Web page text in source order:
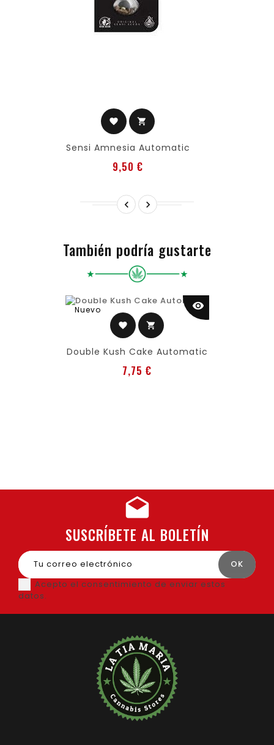
favorite shopping_cart
Sensi Amnesia Automatic
9,50 €
 
También podría gustarte
Nuevo
favorite shopping_cart
visibility
Double Kush Cake Automatic
7,75 €
SUSCRÍBETE AL BOLETÍN
Acepto el consentimiento de enviar estos
datos.